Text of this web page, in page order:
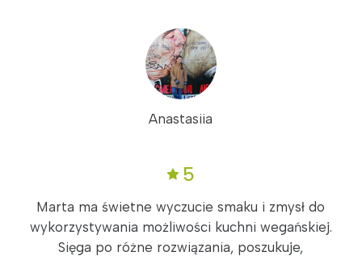
Anastasiia
5
Marta ma świetne wyczucie smaku i zmysł do
wykorzystywania możliwości kuchni wegańskiej.
Sięga po różne rozwiązania, poszukuje,